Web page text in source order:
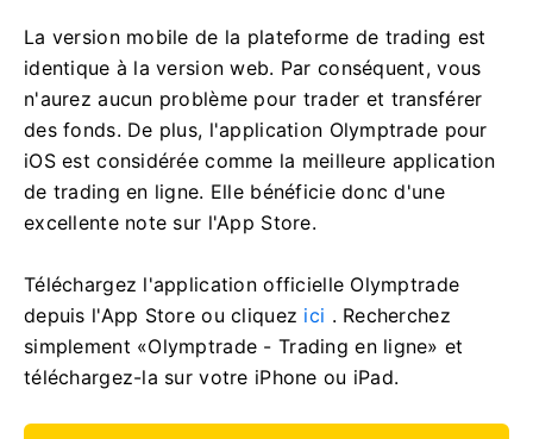
La version mobile de la plateforme de trading est
identique à la version web. Par conséquent, vous
n'aurez aucun problème pour trader et transférer
des fonds. De plus, l'application Olymptrade pour
iOS est considérée comme la meilleure application
de trading en ligne. Elle bénéficie donc d'une
excellente note sur l'App Store.
Téléchargez l'application officielle Olymptrade
depuis l'App Store ou cliquez ici . Recherchez
simplement «Olymptrade - Trading en ligne» et
téléchargez-la sur votre iPhone ou iPad.